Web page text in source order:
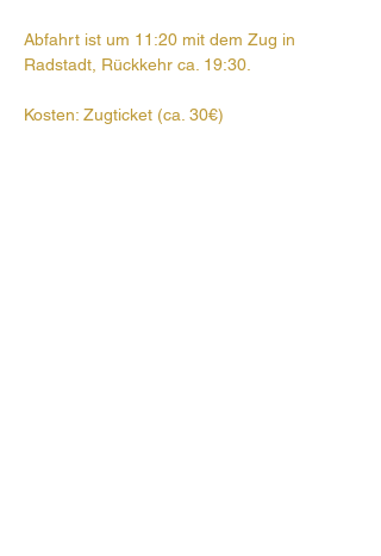
Abfahrt ist um 11:20 mit dem Zug in
Radstadt, Rückkehr ca. 19:30.
Kosten: Zugticket (ca. 30€)